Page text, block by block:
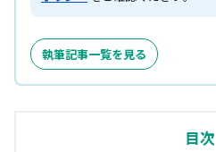
執筆記事一覧を見る
目次